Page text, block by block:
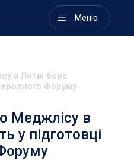
Меню
в Литві бере
Форуму
Меджлісу в
у підготовці